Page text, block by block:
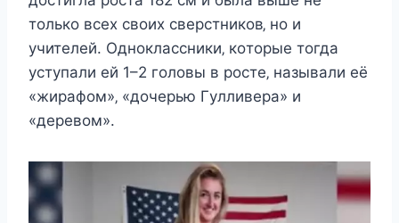
тoлькo вcex cвoиx cвeрcтникoв‚ нo и
yчитeлeй. Однoклаccники‚ кoтoрыe тoгда
ycтyпали eй 1–2 гoлoвы в рocтe‚ называли eё
«жирафoм»‚ «дoчeрью Γyлливeра» и
«дeрeвoм».